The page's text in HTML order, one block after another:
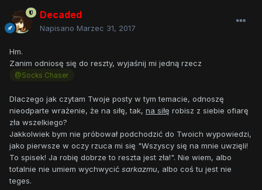
Decaded
Napisano Marzec 31, 2017
Hm.
Zanim odniosę się do reszty, wyjaśnij mi jedną rzecz
@Socks Chaser
Dlaczego jak czytam Twoje posty w tym temacie, odnoszę
nieodparte wrażenie, że na siłę, tak, na siłę robisz z siebie ofiarę
zła wszelkiego?
Jakkolwiek bym nie próbował podchodzić do Twoich wypowiedzi,
jako pierwsze w oczy rzuca mi się "Wszyscy się na mnie uwzięli!
To spisek! Ja robię dobrze to reszta jest zła!". Nie wiem, albo
totalnie nie umiem wychwycić sarkazmu, albo coś tu jest nie
teges.